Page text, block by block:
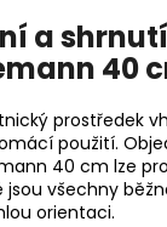
a
40
prostředek
použití.
40 cm lze
jsou všechny
orientaci.